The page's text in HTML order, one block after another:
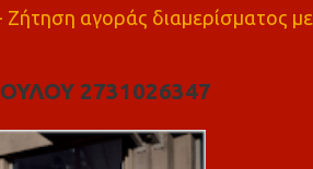
Ζήτηση αγοράς διαμερίσματος με
2731026347